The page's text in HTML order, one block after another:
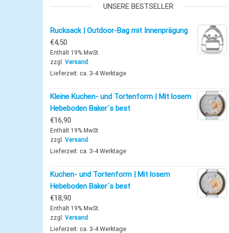
UNSERE BESTSELLER
Rucksack | Outdoor-Bag mit Innenprägung
€4,50
Enthält 19% MwSt.
zzgl. Versand
Lieferzeit: ca. 3-4 Werktage
Kleine Kuchen- und Tortenform | Mit losem
Hebeboden Baker´s best
€16,90
Enthält 19% MwSt.
zzgl. Versand
Lieferzeit: ca. 3-4 Werktage
Kuchen- und Tortenform | Mit losem
Hebeboden Baker´s best
€18,90
Enthält 19% MwSt.
zzgl. Versand
Lieferzeit: ca. 3-4 Werktage